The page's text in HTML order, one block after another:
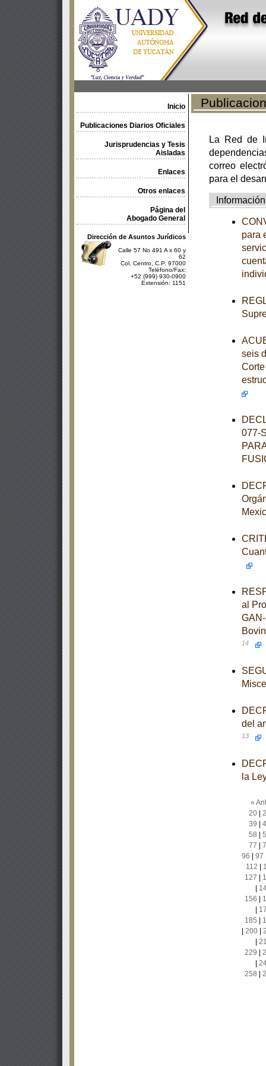
Inicio
Publicaciones Diarios Oficiales
Jurisprudencias y Tesis
Aisladas
Enlaces
Otros enlaces
Página del
Abogado General
Dirección de Asuntos Jurídicos
Calle 57 No 491 A x 60 y
62
Col. Centro, C.P. 97000
Teléfono/Fax:
+52 (999) 930-0900
Extensión: 1151
La Red de
correo
para el
Información
para
seis
077-
al
14
del
13
la
«
20|
39
58
77
96
97
112
127
156
185
200|
229
258